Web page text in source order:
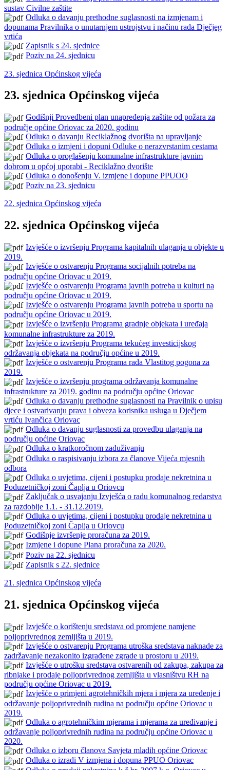
sustav Civilne zaštite
Odluka o davanju prethodne suglasnosti na izmjenam i
dopunama Pravilnika o unutarnjem ustrojstvu i načinu rada Dječjeg
vrtića
Zapisnik s 24. sjednice
Poziv na 24. sjednicu
23. sjednica Općinskog vijeća
23. sjednica Općinskog vijeća
Godišnji Provedbeni plan unapređenja zaštite od požara za
područje općine Oriovac za 2020. godinu
Odluka o davanju Reciklažnog dvorišta na upravljanje
Odluka o izmjeni i dopuni Odluke o nerazvrstanim cestama
Odluka o proglašenju komunalne infrastrukture javnim
dobrom u općoj uporabi - Reciklažno dvorište
Odluka o donošenju V. izmjene i dopune PPUOO
Poziv na 23. sjednicu
22. sjednica Općinskog vijeća
22. sjednica Općinskog vijeća
Izvješće o izvršenju Programa kapitalnih ulaganja u objekte u
2019.
Izvješće o ostvarenju Programa socijalnih potreba na
području općine Oriovac u 2019.
Izvješće o ostvarenju Programa javnih potreba u kulturi na
području općine Oriovac u 2019.
Izvješće o ostvarenju Programa javnih potreba u sportu na
području općine Oriovac u 2019.
Izvješće o izvršenju Programa gradnje objekata i uređaja
komunalne infrastrukture za 2019.
Izvješće o izvršenju Programa tekućeg investicijskog
održavanja objekata na području općine u 2019.
Izvješće o ostvarenju Programa rada Vlastitog pogona za
2019.
Izvješće o izvršenju programa održavanja komunalne
infrastrukture za 2019. godinu na području općine Oriovac
Odluka o davanju prethodne suglasnosti na Pravilnik o upisu
djece i ostvarivanju prava i obveza korisnika usluga u Dječjem
vrtiću Ivančica Oriovac
Odluka o davanju suglasnosti za provedbu ulaganja na
području općine Oriovac
Odluka o kratkoročnom zaduživanju
Odluka o raspisivanju izbora za članove Vijeća mjesnih
odbora
Odluka o uvjetima, cijeni i postupku prodaje nekretnina u
Poduzetničkoj zoni Čaplja u Oriovcu
Zaključak o usvajanju Izvješća o radu komunalnog redarstva
za razdoblje 1.1. - 31.12.2019.
Odluka o uvjetima, cijeni i postupku prodaje nekretnina u
Poduzetničkoj zoni Čaplja u Oriovcu
Godišnje izvršenje proračuna za 2019.
Izmjene i dopune Plana proračuna za 2020.
Poziv na 22. sjednicu
Zapisnik s 22. sjednice
21. sjednica Općinskog vijeća
21. sjednica Općinskog vijeća
Izvješće o korištenju sredstava od promjene namjene
poljoprivrednog zemljišta u 2019.
Izvješće o ostvarenju Programa utroška sredstava naknade za
zadržavanje nezakonito izgrađene zgrade u prostoru u 2019.
Izvješće o utrošku sredstava ostvarenih od zakupa, zakupa za
ribnjake i prodaje poljoprivrednog zemljišta u vlasništvu RH na
području općine Oriovac u 2019.
Izvješće o primjeni agrotehničkih mjera i mjera za uređenje i
održavanje poljoprivrednih rudina na području općine Oriovac u
2019.
Odluka o agrotehničkim mjerama i mjerama za uređivanje i
održavanje poljoprivrednih rudina na području općine Oriovac u
2020.
Odluka o izboru članova Savjeta mladih općine Oriovac
Odluka o izradi V izmjena i dopuna PPUO Oriovac